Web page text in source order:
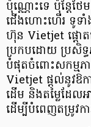
ប៉ុណ្ណោះទេ ប៉ុន្តែថ
ជើងហោះហើរ ទូទ
ហ៊ុន Vietjet ផ្តោតល
ប្រកបដោយ ប្រសិទ្ធ
បំផុតចំពោះសកម្ម
Vietjet ផ្តល់នូវឱ
ដើម និងតម្លៃដែល
ដើម្បីបំពេញតម្រូវ